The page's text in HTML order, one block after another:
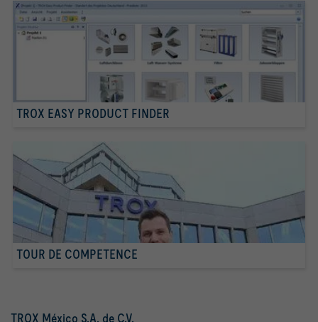
TROX EASY PRODUCT FINDER
TOUR DE COMPETENCE
TROX México S.A. de C.V.